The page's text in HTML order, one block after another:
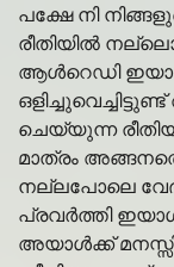
പക്ഷേ നി
രീതിയിൽ
ആൾറെഡി
ചെയ്യുന്ന
മാത്രം
നല്ലപോലെ
പ്രവർത്തി
അയാൾക്ക്